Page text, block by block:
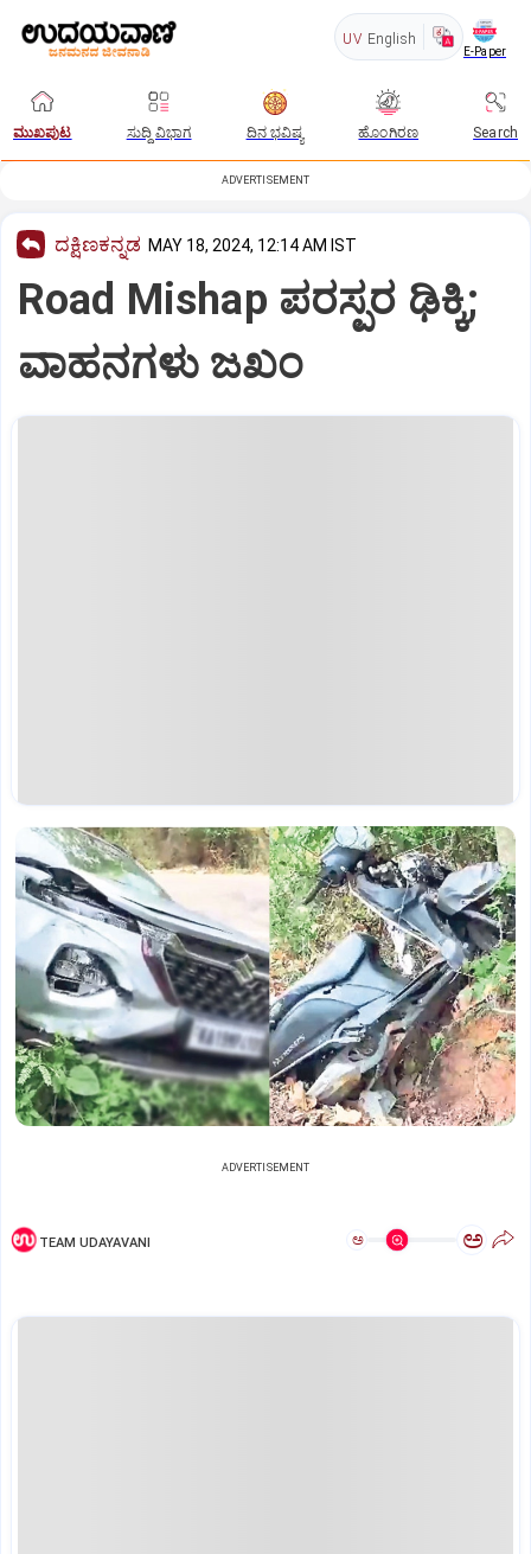
UV English
E-Paper
ಮುಖಪುಟ ಸುದ್ದಿ ವಿಭಾಗ ದಿನ ಭವಿಷ್ಯ ಹೊಂಗಿರಣ Search
ADVERTISEMENT
ದಕ್ಷಿಣಕನ್ನಡ MAY 18, 2024, 12:14 AM IST
Road Mishap ಪರಸ್ಪರ ಢಿಕ್ಕಿ;
ವಾಹನಗಳು ಜಖಂ
ADVERTISEMENT
TEAM UDAYAVANI ಅ ಅ